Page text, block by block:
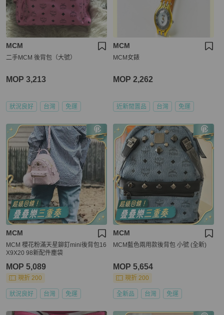
MCM
二手MCM 後背包（大號）
MOP 3,213
狀況良好 台灣 免運
MCM
MCM女錶
MOP 2,262
近新閒置品 台灣 免運
MCM
MCM 櫻花粉滿天星鉚釘mini後背包16
X9X20 98新配件塵袋
MOP 5,089
現折 200
狀況良好 台灣 免運
MCM
MCM藍色兩用款後背包 小號 (全新)
MOP 5,654
現折 200
全新品 台灣 免運